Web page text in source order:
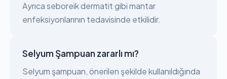
Ayrıca seboreik dermatit gibi mantar
enfeksiyonlarının tedavisinde etkilidir.
Selyum Şampuan zararlı mı?
Selyum şampuan, önerilen şekilde kullanıldığında